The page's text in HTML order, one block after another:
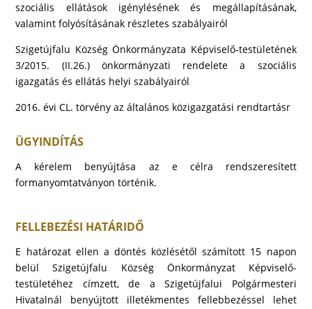
szociális ellátások igénylésének és megállapításának,
valamint folyósításának részletes szabályairól
Szigetújfalu Község Önkormányzata Képviselő-testületének
3/2015. (II.26.) önkormányzati rendelete a szociális
igazgatás és ellátás helyi szabályairól
2016. évi CL. törvény az általános közigazgatási rendtartásr
ÜGYINDÍTÁS
A kérelem benyújtása az e célra rendszeresített
formanyomtatványon történik.
FELLEBEZÉSI HATÁRIDŐ
E határozat ellen a döntés közlésétől számított 15 napon
belül Szigetújfalu Község Önkormányzat Képviselő-
testületéhez címzett, de a Szigetújfalui Polgármesteri
Hivatalnál benyújtott illetékmentes fellebbezéssel lehet